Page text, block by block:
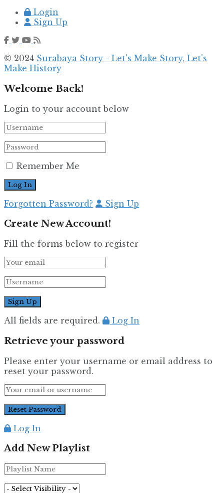
Login
Sign Up
© 2024 Surabaya Story - Let's Make Story, Let's
Make History
Welcome Back!
Login to your account below
Remember Me
Forgotten Password? Sign Up
Create New Account!
Fill the forms below to register
All fields are required. Log In
Retrieve your password
Please enter your username or email address to
reset your password.
Log In
Add New Playlist